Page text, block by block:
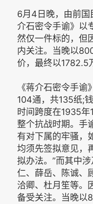
6月4日晚，由前国
介石密令手谕》以
然仅一件标的，但
内关注。当晚以
价，最终以1782.5
《蒋介石密令手
104通，共135纸;
时间跨度在1935
整个抗战时期。手
有对下属的牢骚，
均须先签拟意见，
拟办法。”而其中
仁、薛岳、陈诚、
洽卿、杜月笙等。
备受关注。当晚以